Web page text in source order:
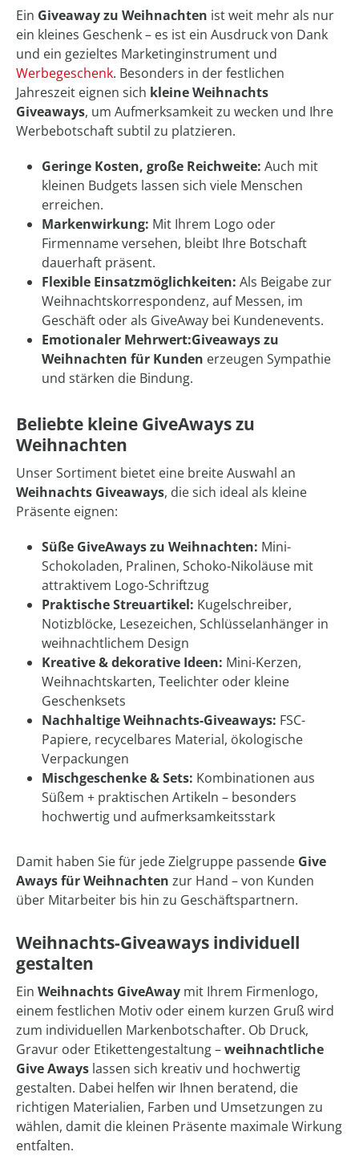
Ein Giveaway zu Weihnachten ist weit mehr als nur
ein kleines Geschenk – es ist ein Ausdruck von Dank
und ein gezieltes Marketinginstrument und
Werbegeschenk. Besonders in der festlichen
Jahreszeit eignen sich kleine Weihnachts
Giveaways, um Aufmerksamkeit zu wecken und Ihre
Werbebotschaft subtil zu platzieren.
Geringe Kosten, große Reichweite: Auch mit
kleinen Budgets lassen sich viele Menschen
erreichen.
Markenwirkung: Mit Ihrem Logo oder
Firmenname versehen, bleibt Ihre Botschaft
dauerhaft präsent.
Flexible Einsatzmöglichkeiten: Als Beigabe zur
Weihnachtskorrespondenz, auf Messen, im
Geschäft oder als GiveAway bei Kundenevents.
Emotionaler Mehrwert:Giveaways zu
Weihnachten für Kunden erzeugen Sympathie
und stärken die Bindung.
Beliebte kleine GiveAways zu
Weihnachten
Unser Sortiment bietet eine breite Auswahl an
Weihnachts Giveaways, die sich ideal als kleine
Präsente eignen:
Süße GiveAways zu Weihnachten: Mini-
Schokoladen, Pralinen, Schoko-Nikoläuse mit
attraktivem Logo-Schriftzug
Praktische Streuartikel: Kugelschreiber,
Notizblöcke, Lesezeichen, Schlüsselanhänger in
weihnachtlichem Design
Kreative & dekorative Ideen: Mini-Kerzen,
Weihnachtskarten, Teelichter oder kleine
Geschenksets
Nachhaltige Weihnachts-Giveaways: FSC-
Papiere, recycelbares Material, ökologische
Verpackungen
Mischgeschenke & Sets: Kombinationen aus
Süßem + praktischen Artikeln – besonders
hochwertig und aufmerksamkeitsstark
Damit haben Sie für jede Zielgruppe passende Give
Aways für Weihnachten zur Hand – von Kunden
über Mitarbeiter bis hin zu Geschäftspartnern.
Weihnachts-Giveaways individuell
gestalten
Ein Weihnachts GiveAway mit Ihrem Firmenlogo,
einem festlichen Motiv oder einem kurzen Gruß wird
zum individuellen Markenbotschafter. Ob Druck,
Gravur oder Etikettengestaltung –weihnachtliche
Give Aways lassen sich kreativ und hochwertig
gestalten. Dabei helfen wir Ihnen beratend, die
richtigen Materialien, Farben und Umsetzungen zu
wählen, damit die kleinen Präsente maximale Wirkung
entfalten.